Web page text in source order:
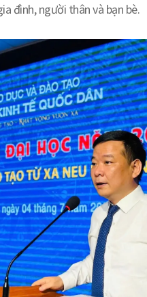
đình, người thân và bạn bè.